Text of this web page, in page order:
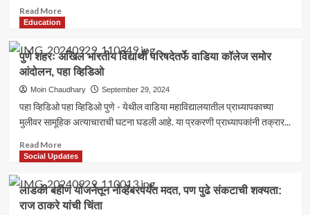
मान्यता
होणार
Read MoreRead
आज
पुण्यात
पंतप्रधान
नरेंद्र
यांच्या
हस्ते
मेट्रोचे
वाहतूक
बदल
Education
पुणे शहरः अखिल भारतीय विद्यार्थी परिषदेतर्फे वाडिया कॉलेज समोर
आंदोलन, पहा व्हिडिओ
Moin Chaudhary September 29, 2024
पहा व्हिडिओ पहा व्हिडिओ पुणे - येथील वाडिया महाविद्यालयातील प्राध्यापकाच्या
मुलीवर सामूहिक अत्याचाराची घटना घडली आहे. या प्रकरणी प्राध्यापकांनी तक्रार...
Read MoreRead
more
पुणे
शहरः
अखिल
Social Updates
लाडकी बहीण योजनेतून नोव्हेंबरपर्यंत मदत, पण पुढे संकटाची शक्यता:
राज ठाकरे यांची चिंता